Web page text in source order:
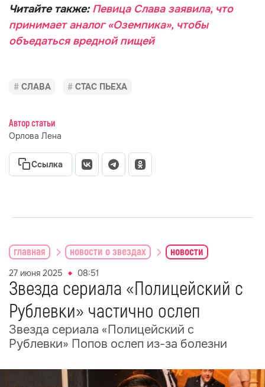
Читайте также: Певица Слава заявила, что
принимает аналог «Оземпика», чтобы
объедаться вредной пищей
СЛАВА СТАС ПЬЕХА
Автор статьи
Орлова Лена
Ссылка
главная новости о звездах новости
27 июня 2025 08:51
Звезда сериала «Полицейский с
Рублевки» частично ослеп
Звезда сериала «Полицейский с
Рублевки» Попов ослеп из-за болезни